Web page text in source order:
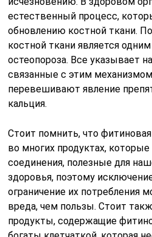
естественный процесс,
обновлению костной ткани.
костной ткани является
остеопороза. Все указывает
связанные с этим
перевешивают явление
кальция.
Стоит помнить, что
во многих продуктах,
соединения, полезные для
здоровья, поэтому
ограничение их потребления
вреда, чем пользы. Стоит
продукты, содержащие